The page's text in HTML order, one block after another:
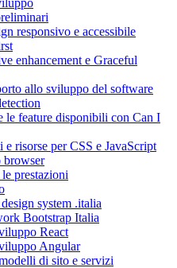
responsivo e accessibile
enhancement e Graceful
allo sviluppo del software
le feature disponibili con Can I
e risorse per CSS e JavaScript
browser
prestazioni
system .italia
Bootstrap Italia
React
Angular
di sito e servizi